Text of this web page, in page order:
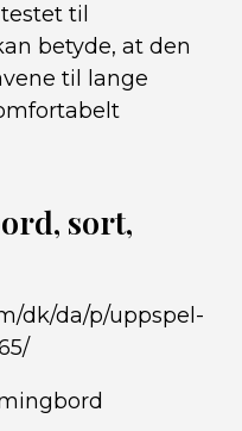
til
betyde, at den
til lange
sort,
dk/da/p/uppspel-